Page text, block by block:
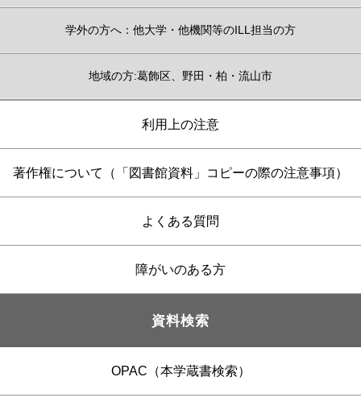
学外の方へ：他大学・他機関等のILL担当の方
地域の方:葛飾区、野田・柏・流山市
利用上の注意
著作権について（「図書館資料」コピーの際の注意事項）
よくある質問
障がいのある方
資料検索
OPAC（本学蔵書検索）